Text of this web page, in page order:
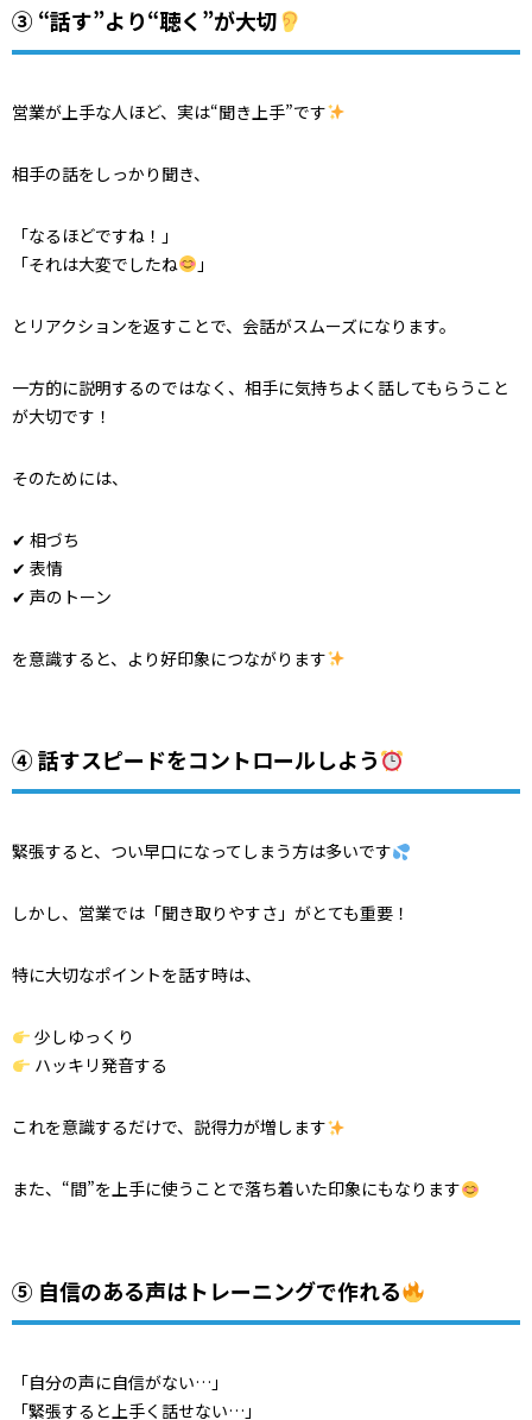
③ “話す”より“聴く”が大切
営業が上手な人ほど、実は“聞き上手”です
相手の話をしっかり聞き、
「なるほどですね！」
「それは大変でしたね
」
とリアクションを返すことで、会話がスムーズになります。
一方的に説明するのではなく、相手に気持ちよく話してもらうこと
が大切です！
そのためには、
✔ 相づち
✔ 表情
✔ 声のトーン
を意識すると、より好印象につながります
④ 話すスピードをコントロールしよう
緊張すると、つい早口になってしまう方は多いです
しかし、営業では「聞き取りやすさ」がとても重要！
特に大切なポイントを話す時は、
少しゆっくり
ハッキリ発音する
これを意識するだけで、説得力が増します
また、“間”を上手に使うことで落ち着いた印象にもなります
⑤ 自信のある声はトレーニングで作れる
「自分の声に自信がない…」
「緊張すると上手く話せない…」